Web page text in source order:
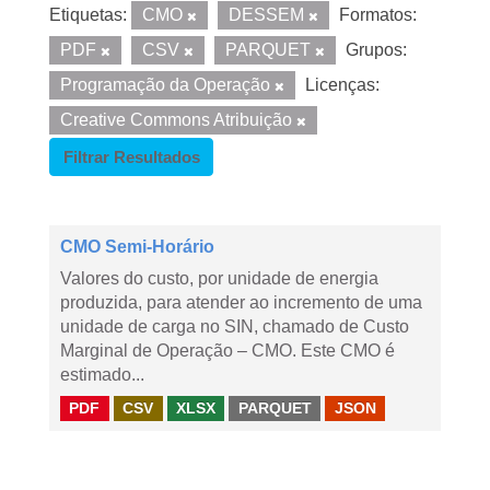
Etiquetas: CMO DESSEM
Formatos:
PDF
CSV PARQUET
Grupos:
Programação da Operação
Licenças:
Creative Commons Atribuição
Filtrar Resultados
CMO Semi-Horário
Valores do custo, por unidade de energia
produzida, para atender ao incremento de uma
unidade de carga no SIN, chamado de Custo
Marginal de Operação – CMO. Este CMO é
estimado...
PDF CSV XLSX PARQUET JSON